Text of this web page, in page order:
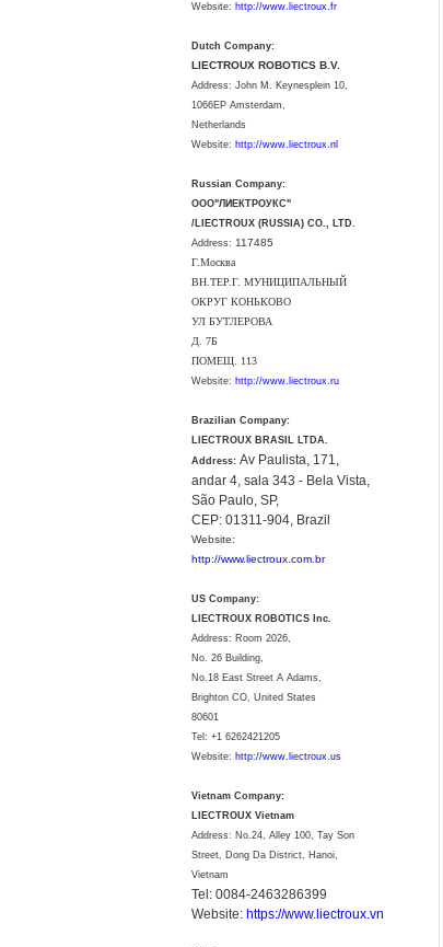
Website: http://www.liectroux.fr
Dutch Company:
LIECTROUX ROBOTICS B.V.
Address: John M. Keynesplein 10,
1066EP Amsterdam,
Netherlands
Website: http://www.liectroux.nl
Russian Company:
ООО"ЛИЕКТРОУКС"
/LIECTROUX (RUSSIA) CO., LTD.
Address: 117485
Г.Москва
ВН.ТЕР.Г. МУНИЦИПАЛЬНЫЙ
ОКРУГ КОНЬКОВО
УЛ БУТЛЕРОВА
Д. 7Б
ПОМЕЩ. 113
Website: http://www.liectroux.ru
Brazilian Company:
LIECTROUX BRASIL LTDA.
Address: Av Paulista, 171,
andar 4, sala 343 - Bela Vista,
São Paulo, SP,
CEP: 01311-904, Brazil
Website:
http://www.liectroux.com.br
US Company:
LIECTROUX ROBOTICS Inc.
Address: Room 2026,
No. 26 Building,
No.18 East Street A Adams,
Brighton CO, United States
80601
Tel: +1 6262421205
Website: http://www.liectroux.us
Vietnam Company:
LIECTROUX Vietnam
Address: No.24, Alley 100, Tay Son
Street, Dong Da District, Hanoi,
Vietnam
Tel: 0084-2463286399
Website: https://www.liectroux.vn